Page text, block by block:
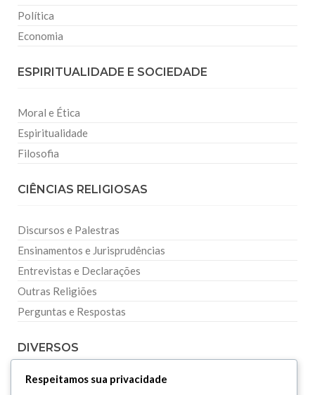
Política
Economia
ESPIRITUALIDADE E SOCIEDADE
Moral e Ética
Espiritualidade
Filosofia
CIÊNCIAS RELIGIOSAS
Discursos e Palestras
Ensinamentos e Jurisprudências
Entrevistas e Declarações
Outras Religiões
Perguntas e Respostas
DIVERSOS
Curiosidades
Respeitamos sua privacidade